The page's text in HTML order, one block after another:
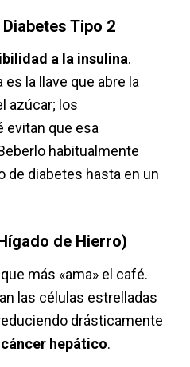
Tipo 2
a la insulina.
es la llave que abre la
azúcar; los
evitan que esa
habitualmente
de diabetes hasta en un
de Hierro)
más «ama» el café.
las células estrelladas
drásticamente
hepático.